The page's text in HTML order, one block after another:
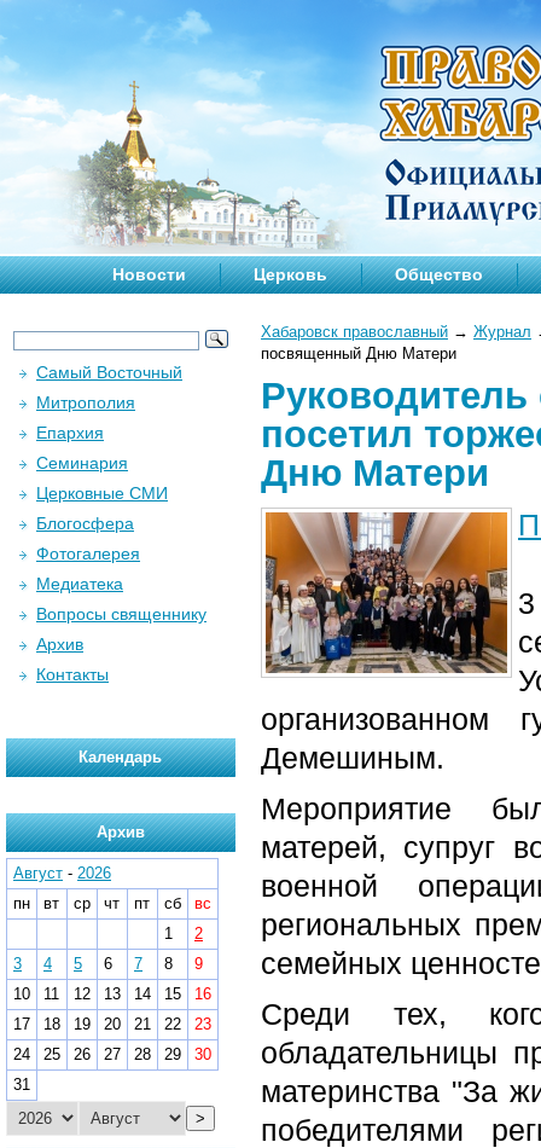
Новости Церковь Общество
Хабаровск православный → Журнал
посвященный Дню Матери
Руководитель
посетил
Дню Матери
организованном
Демешиным.
Мероприятие
матерей, супруг
военной
региональных
семейных
Среди тех,
обладательницы
материнства "За
победителями
Самый Восточный
Митрополия
Епархия
Семинария
Церковные СМИ
Блогосфера
Фотогалерея
Медиатека
Вопросы священнику
Архив
Контакты
Календарь
Архив
Август - 2026
пн
вт ср чт пт сб
вс
1
2
3
4 5 6 7 8
9
10
11 12 13 14 15
16
17
18 19 20 21 22
23
24
25 26 27 28 29
30
31
>